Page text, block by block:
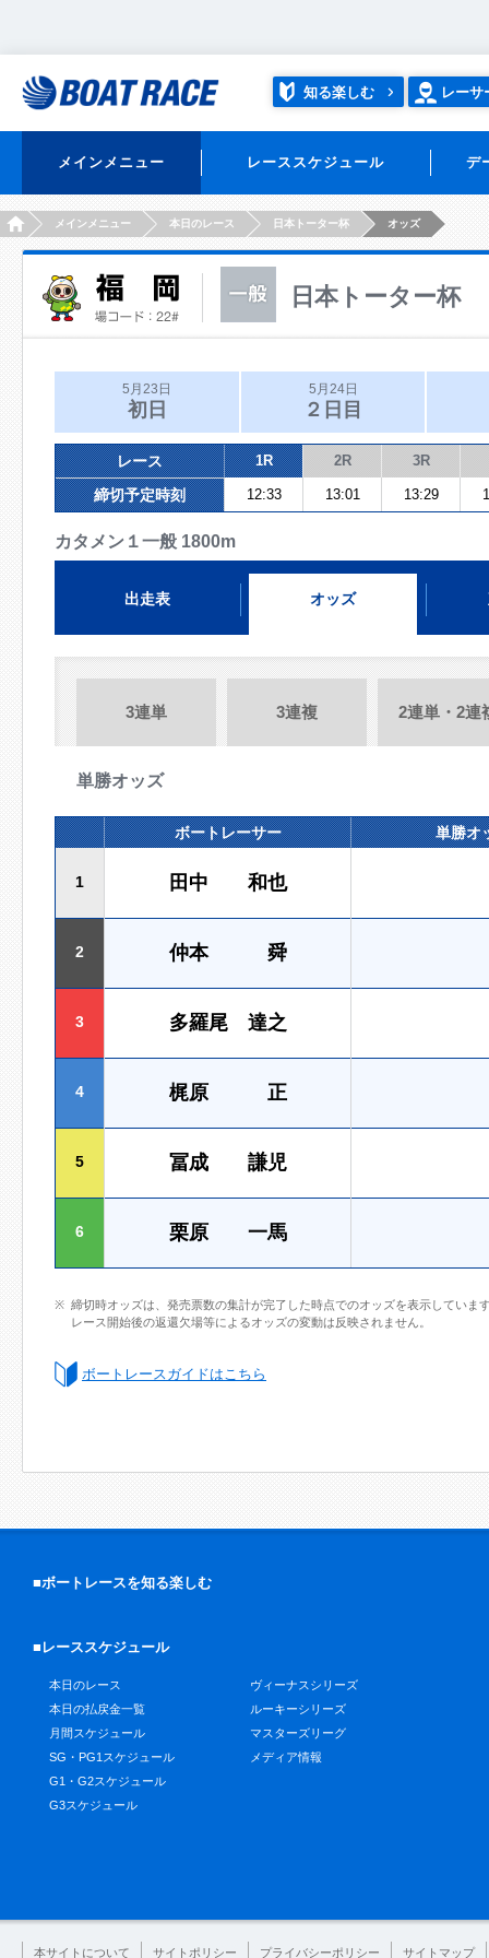
知る楽しむ レーサ
メインメニュー レーススケジュール デ
HOMEメインメニュー 本日のレース 日本トーター杯 オッズ
日本トーター杯
5月23日
初日
5月24日
２日目
レース 1R 2R 3R
締切予定時刻 12:33 13:01 13:29
カタメン１一般 1800m
出走表 オッズ
3連単 3連複 2連単・2連
単勝オッズ
ボートレーサー 単勝オ
1 田中 和也
2 仲本 舜
3 多羅尾 達之
4 梶原 正
5 冨成 謙児
6 栗原 一馬
締切時オッズは、発売票数の集計が完了した時点でのオッズを表示していま
レース開始後の返還欠場等によるオッズの変動は反映されません。
ボートレースガイドはこちら
■ボートレースを知る楽しむ
■レーススケジュール
本日のレース
本日の払戻金一覧
月間スケジュール
SG・PG1スケジュール
G1・G2スケジュール
G3スケジュール
ヴィーナスシリーズ
ルーキーシリーズ
マスターズリーグ
メディア情報
本サイトについて サイトポリシー プライバシーポリシー サイトマップ